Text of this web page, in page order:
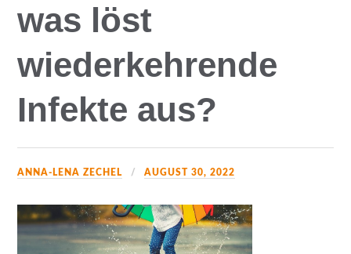
was löst
wiederkehrende
Infekte aus?
ANNA-LENA ZECHEL AUGUST 30, 2022